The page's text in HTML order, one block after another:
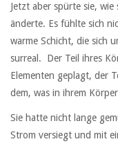
Jetzt aber spürte sie,
änderte. Es fühlte sich
warme Schicht, die sich
surreal. Der Teil ihres
Elementen geplagt, der
dem, was in ihrem
Sie hatte nicht lange
Strom versiegt und mit